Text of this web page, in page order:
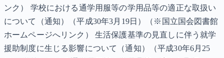
ンク） 学校における通学用服等の学用品等の適正な取扱い
について（通知）（平成30年3月19日）（※国立国会図書館
ホームページへリンク） 生活保護基準の見直しに伴う就学
援助制度に生じる影響について（通知）（平成30年6月25